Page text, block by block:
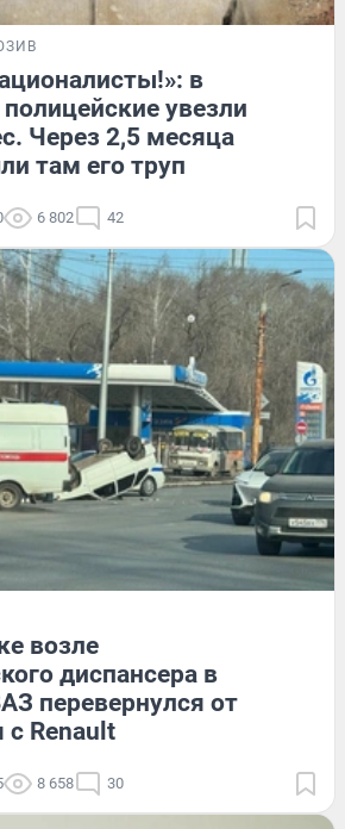
в
увезли
Через 2,5 месяца
там его труп
6 802 42
возле
диспансера в
перевернулся от
с Renault
8 658 30